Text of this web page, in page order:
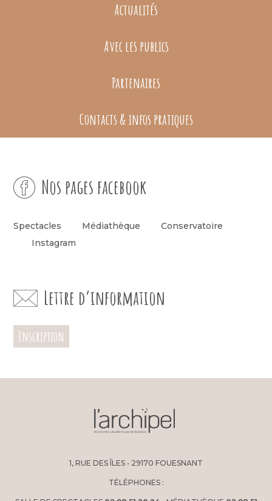
Actualités
Avec les publics
Partenaires
Contacts & infos pratiques
Nos pages facebook
Spectacles Médiathèque
Conservatoire
Instagram
Lettre d’information
Inscription
1, RUE DES ÎLES • 29170 FOUESNANT
TÉLÉPHONES :